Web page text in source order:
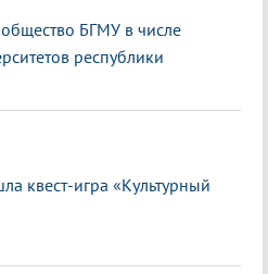
БГМУ в числе
республики
квест-игра «Культурный